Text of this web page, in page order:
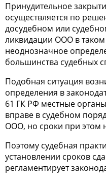
Принудительное
осуществляется по
досудебном или
ликвидации ООО в
неоднозначное
большинства судебных
Подобная ситуация
определения в
61 ГК РФ местные
вправе в судебном
ООО, но сроки при этом
Поэтому судебная
установлении сроков
регламентирует